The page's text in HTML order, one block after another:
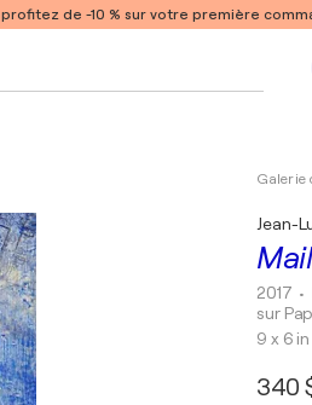
de -10 % sur votre première
Galerie
Jean-
2017 •
sur
9 x 6 in
340